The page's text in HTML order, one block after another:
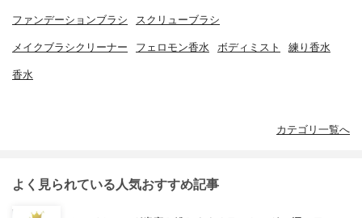
ファンデーションブラシ スクリューブラシ
メイクブラシクリーナー フェロモン香水 ボディミスト 練り香水
香水
カテゴリ一覧へ
よく見られている人気おすすめ記事